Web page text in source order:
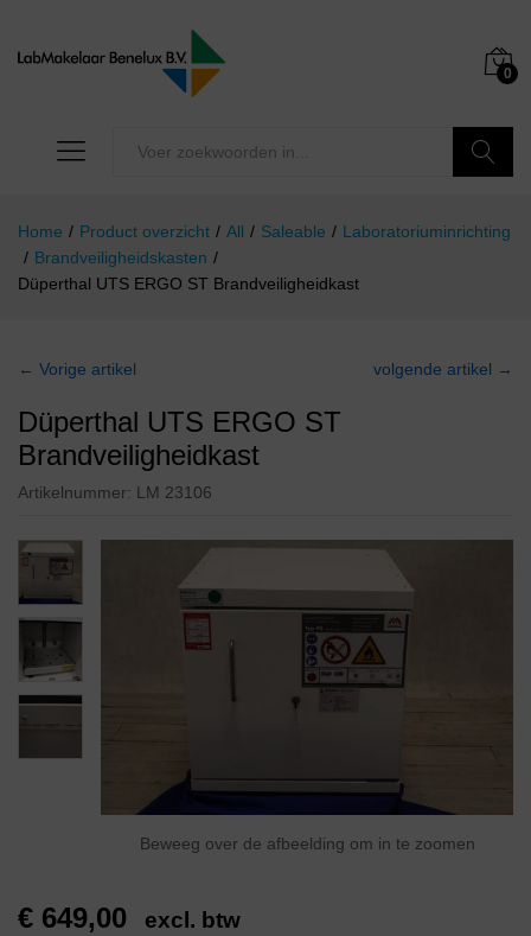
0
Home / Product overzicht / All / Saleable / Laboratoriuminrichting
/ Brandveiligheidskasten /
Düperthal UTS ERGO ST Brandveiligheidkast
← Vorige artikel volgende artikel →
Düperthal UTS ERGO ST
Brandveiligheidkast
Artikelnummer: LM 23106
Beweeg over de afbeelding om in te zoomen
€ 649,00 excl. btw